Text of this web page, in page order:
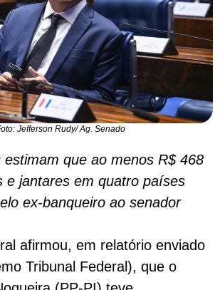
Jefferson Rudy/ Ag. Senado
estimam que ao menos R$ 468
e jantares em quatro países
ex-banqueiro ao senador
afirmou, em relatório enviado
Tribunal Federal), que o